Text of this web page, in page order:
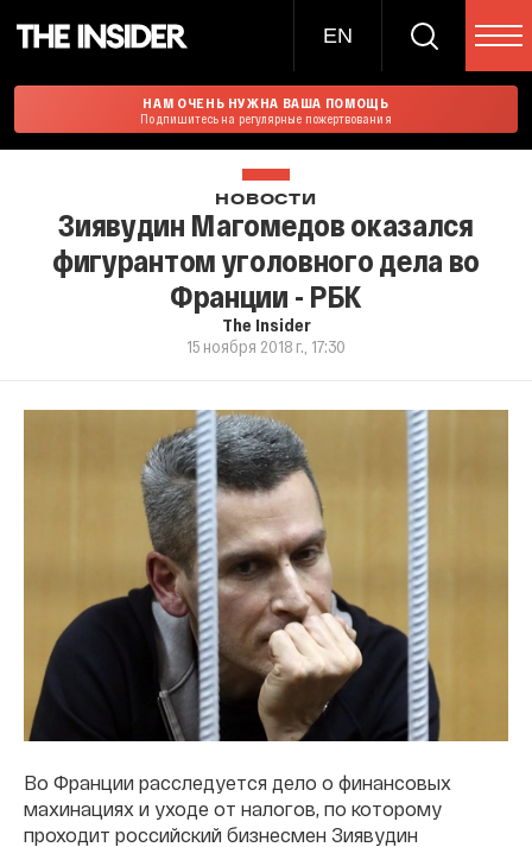
EN
НАМ ОЧЕНЬ НУЖНА ВАША ПОМОЩЬ
Подпишитесь на регулярные пожертвования
НОВОСТИ
Зиявудин Магомедов оказался
фигурантом уголовного дела во
Франции - РБК
The Insider
15 ноября 2018 г., 17:30
Во Франции расследуется дело о финансовых
махинациях и уходе от налогов, по которому
проходит российский бизнесмен Зиявудин